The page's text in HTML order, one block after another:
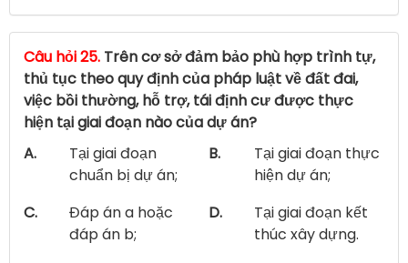
Câu hỏi 25. Trên cơ sở đảm bảo phù hợp trình tự,
thủ tục theo quy định của pháp luật về đất đai,
việc bồi thường, hỗ trợ, tái định cư được thực
hiện tại giai đoạn nào của dự án?
A.
Tại giai đoạn
chuẩn bị dự án;
B.
Tại giai đoạn thực
hiện dự án;
C.
Đáp án a hoặc
đáp án b;
D.
Tại giai đoạn kết
thúc xây dựng.